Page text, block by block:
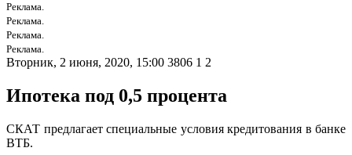
Реклама.
Реклама.
Реклама.
Реклама.
Вторник, 2 июня, 2020, 15:00 3806 1 2
Ипотека под 0,5 процента
СКАТ предлагает специальные условия кредитования в банке
ВТБ.